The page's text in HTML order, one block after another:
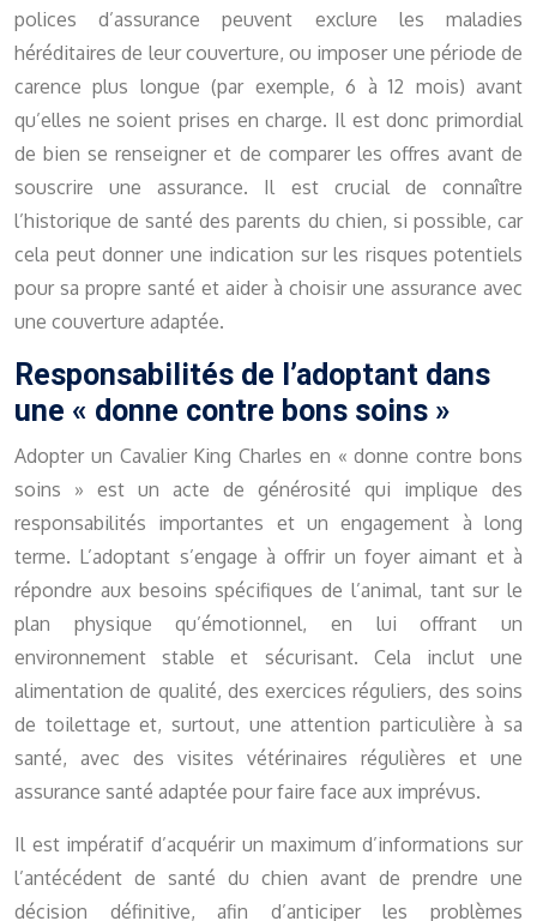
polices d’assurance peuvent exclure les maladies
héréditaires de leur couverture, ou imposer une période de
carence plus longue (par exemple, 6 à 12 mois) avant
qu’elles ne soient prises en charge. Il est donc primordial
de bien se renseigner et de comparer les offres avant de
souscrire une assurance. Il est crucial de connaître
l’historique de santé des parents du chien, si possible, car
cela peut donner une indication sur les risques potentiels
pour sa propre santé et aider à choisir une assurance avec
une couverture adaptée.
Responsabilités de l’adoptant dans
une « donne contre bons soins »
Adopter un Cavalier King Charles en « donne contre bons
soins » est un acte de générosité qui implique des
responsabilités importantes et un engagement à long
terme. L’adoptant s’engage à offrir un foyer aimant et à
répondre aux besoins spécifiques de l’animal, tant sur le
plan physique qu’émotionnel, en lui offrant un
environnement stable et sécurisant. Cela inclut une
alimentation de qualité, des exercices réguliers, des soins
de toilettage et, surtout, une attention particulière à sa
santé, avec des visites vétérinaires régulières et une
assurance santé adaptée pour faire face aux imprévus.
Il est impératif d’acquérir un maximum d’informations sur
l’antécédent de santé du chien avant de prendre une
décision définitive, afin d’anticiper les problèmes